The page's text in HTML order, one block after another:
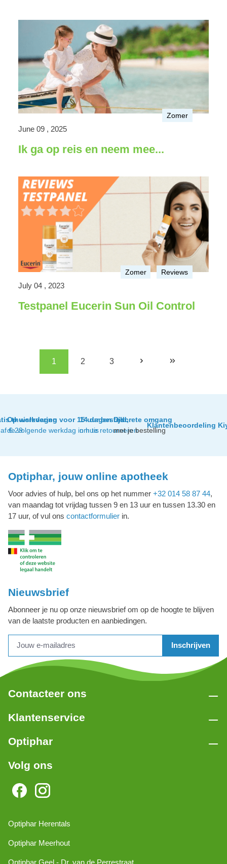
Zomer
June 09 , 2025
Ik ga op reis en neem mee...
Zomer Reviews
July 04 , 2023
Testpanel Eucerin Sun Oil Control
1 2 3
thuislevering
€ 29
Op werkdagen voor 15 uur besteld,
de volgende werkdag in huis
14 dagen tijd
om te retourneren
Discrete omgang
met je bestelling
Klantenbeoordeling
Optiphar, jouw online apotheek
Voor advies of hulp, bel ons op het nummer +32 014 58 87 44,
van maandag tot vrijdag tussen 9 en 13 uur en tussen 13.30 en
17 uur, of vul ons contactformulier in.
Nieuwsbrief
Abonneer je nu op onze nieuwsbrief om op de hoogte te blijven
van de laatste producten en aanbiedingen.
Inschrijven
Contacteer ons
Klantenservice
Optiphar
Volg ons
Optiphar Herentals
Optiphar Meerhout